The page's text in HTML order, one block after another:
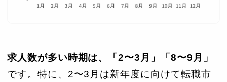
求人数が多い時期は、「2〜3月」「8〜9月」
です。特に、2〜3月は新年度に向けて転職市